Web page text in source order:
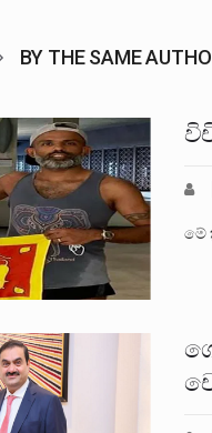
BY THE SAME
මේ